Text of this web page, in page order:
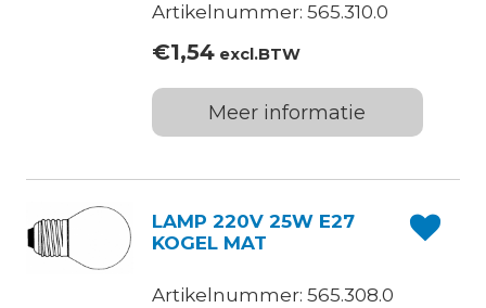
Artikelnummer: 565.310.0
€1,54excl.BTW
Meer informatie
LAMP 220V 25W E27
KOGEL MAT
Artikelnummer: 565.308.0